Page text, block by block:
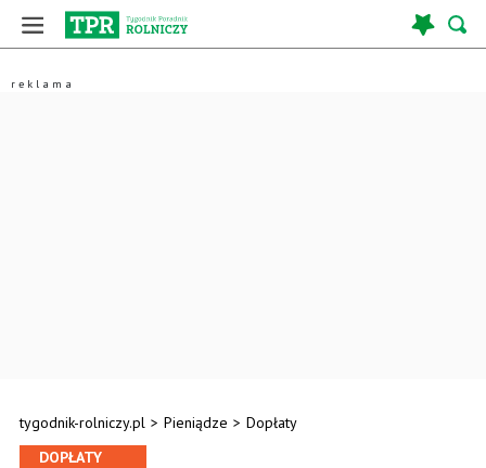
tygodnik-rolniczy.pl > Pieniądze > Dopłaty
DOPŁATY